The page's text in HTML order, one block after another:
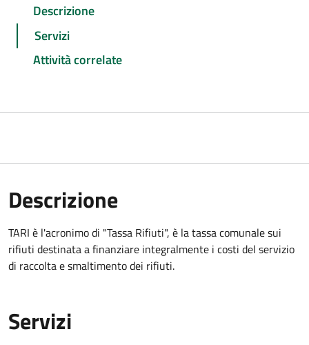
Descrizione
Servizi
Attività correlate
Descrizione
TARI è l'acronimo di "Tassa Rifiuti", è la tassa comunale sui
rifiuti destinata a finanziare integralmente i costi del servizio
di raccolta e smaltimento dei rifiuti.
Servizi